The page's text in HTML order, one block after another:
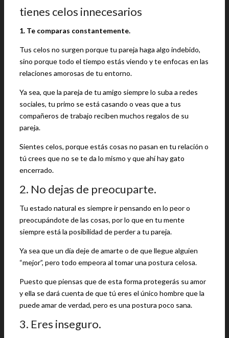
tienes celos innecesarios
1. Te comparas constantemente.
Tus celos no surgen porque tu pareja haga algo indebido,
sino porque todo el tiempo estás viendo y te enfocas en las
relaciones amorosas de tu entorno.
Ya sea, que la pareja de tu amigo siempre lo suba a redes
sociales, tu primo se está casando o veas que a tus
compañeros de trabajo reciben muchos regalos de su
pareja.
Sientes celos, porque estás cosas no pasan en tu relación o
tú crees que no se te da lo mismo y que ahí hay gato
encerrado.
2. No dejas de preocuparte.
Tu estado natural es siempre ir pensando en lo peor o
preocupándote de las cosas, por lo que en tu mente
siempre está la posibilidad de perder a tu pareja.
Ya sea que un día deje de amarte o de que llegue alguien
“mejor”, pero todo empeora al tomar una postura celosa.
Puesto que piensas que de esta forma protegerás su amor
y ella se dará cuenta de que tú eres el único hombre que la
puede amar de verdad, pero es una postura poco sana.
3. Eres inseguro.